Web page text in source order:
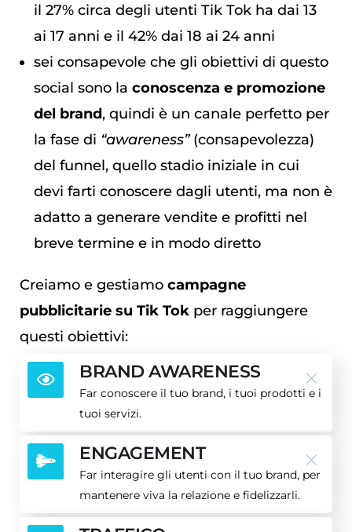
il 27% circa degli utenti Tik Tok ha dai 13
ai 17 anni e il 42% dai 18 ai 24 anni
sei consapevole che gli obiettivi di questo
social sono la conoscenza e promozione
del brand, quindi è un canale perfetto per
la fase di “awareness”(consapevolezza)
del funnel, quello stadio iniziale in cui
devi farti conoscere dagli utenti, ma non è
adatto a generare vendite e profitti nel
breve termine e in modo diretto
Creiamo e gestiamo campagne
pubblicitarie su Tik Tok per raggiungere
questi obiettivi:
BRAND AWARENESS
Far conoscere il tuo brand, i tuoi prodotti e i
tuoi servizi.
ENGAGEMENT
Far interagire gli utenti con il tuo brand, per
mantenere viva la relazione e fidelizzarli.